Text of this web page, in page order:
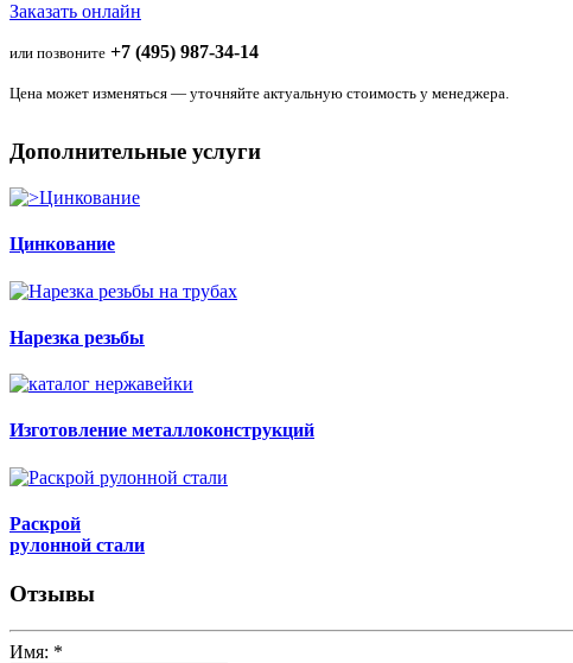
Заказать онлайн
или позвоните +7 (495) 987-34-14
Цена может изменяться — уточняйте актуальную стоимость у менеджера.
Дополнительные услуги
Цинкование
Нарезка резьбы
Изготовление металлоконструкций
Раскрой
рулонной стали
Отзывы
Имя: *